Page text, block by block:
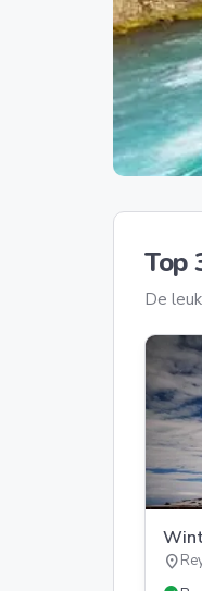
Top
De
location_on